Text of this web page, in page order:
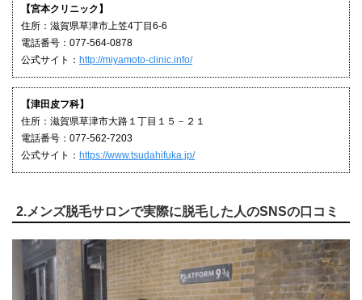
【宮本クリニック】
住所：滋賀県草津市上笠4丁目6-6
電話番号：077-564-0878
公式サイト： http://miyamoto-clinic.info/
【津田皮フ科】
住所：滋賀県草津市大路１丁目１５－２１
電話番号：077-562-7203
公式サイト： https://www.tsudahifuka.jp/
2.メンズ脱毛サロンで実際に脱毛した人のSNSの口コミ